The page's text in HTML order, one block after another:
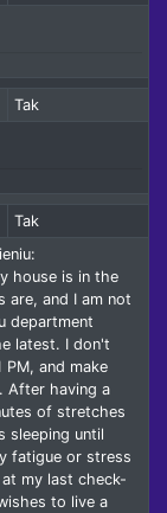
Tak
Tak
house is in the
are, and I am not
department
latest. I don't
and make
After having a
of stretches
sleeping until
fatigue or stress
my last check-
to live a